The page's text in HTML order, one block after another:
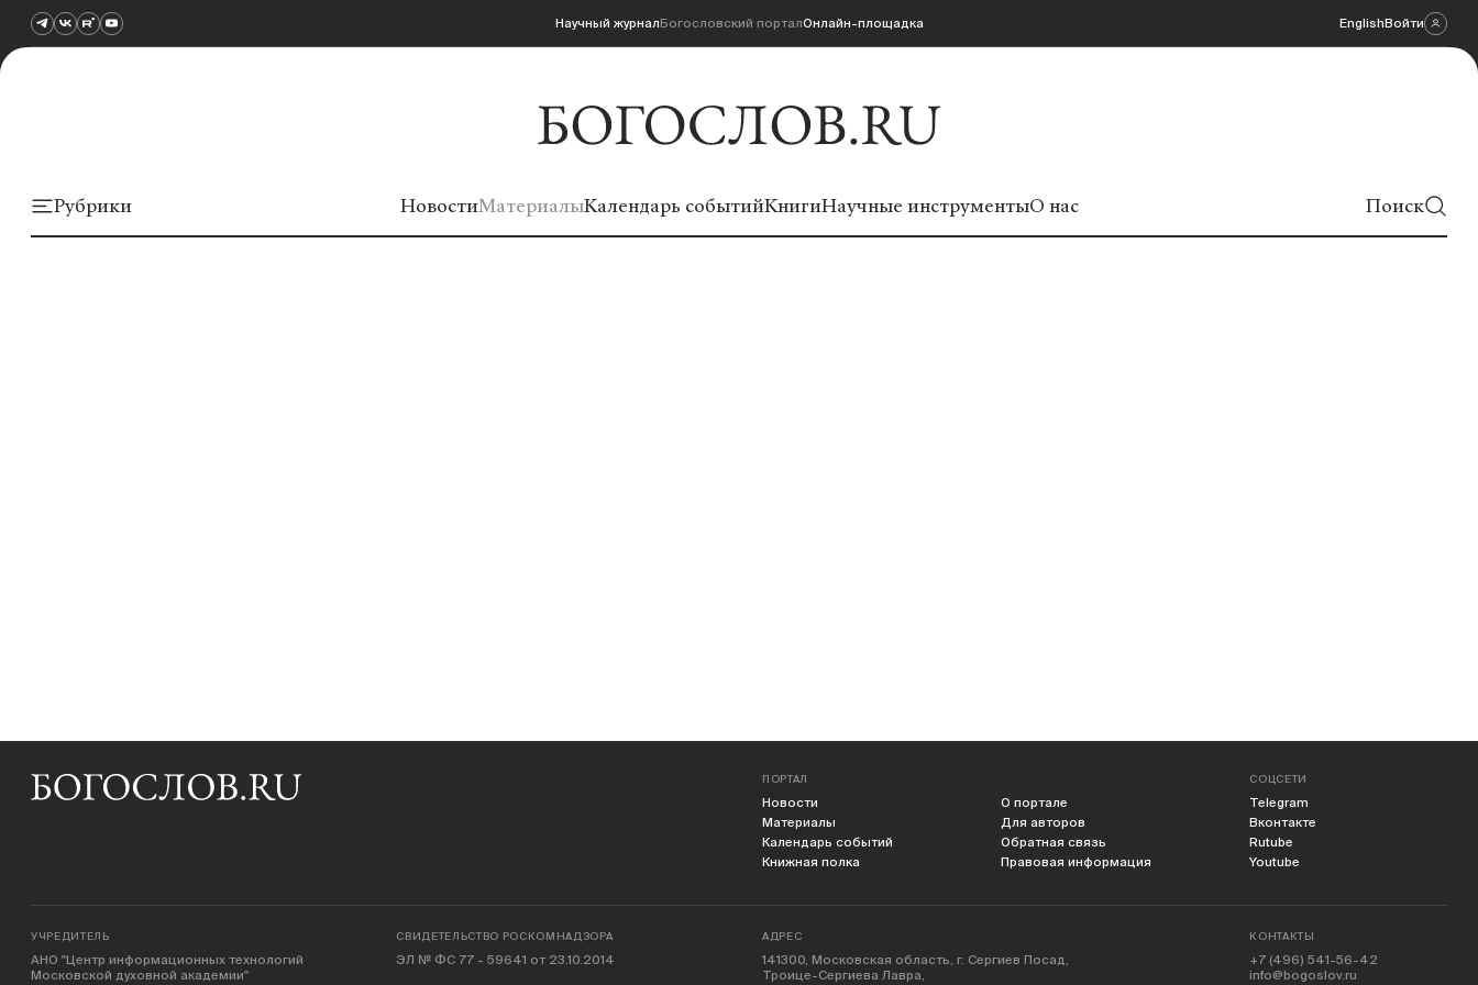
Научный журналБогословский порталОнлайн-площадка EnglishВойти
Рубрики НовостиМатериалыКалендарь событийКнигиНаучные инструментыО нас Поиск
ПОРТАЛ
Новости
Материалы
Календарь событий
Книжная полка
О портале
Для авторов
Обратная связь
Правовая информация
СОЦСЕТИ
Telegram
Вконтакте
Rutube
Youtube
УЧРЕДИТЕЛЬ
АНО "Центр информационных технологий
Московской духовной академии"
СВИДЕТЕЛЬСТВО РОСКОМНАДЗОРА
ЭЛ № ФС 77 - 59641 от 23.10.2014
АДРЕС
141300, Московская область, г. Сергиев Посад,
Троице-Сергиева Лавра,
КОНТАКТЫ
+7 (496) 541-56-42
info@bogoslov.ru